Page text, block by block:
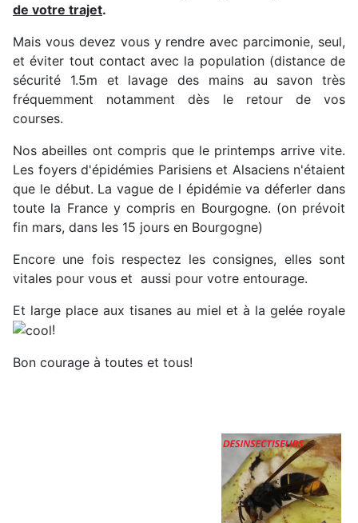
de votre trajet.
Mais vous devez vous y rendre avec parcimonie, seul,
et éviter tout contact avec la population (distance de
sécurité 1.5m et lavage des mains au savon très
fréquemment notamment dès le retour de vos
courses.
Nos abeilles ont compris que le printemps arrive vite.
Les foyers d'épidémies Parisiens et Alsaciens n'étaient
que le début. La vague de l épidémie va déferler dans
toute la France y compris en Bourgogne. (on prévoit
fin mars, dans les 15 jours en Bourgogne)
Encore une fois respectez les consignes, elles sont
vitales pour vous et aussi pour votre entourage.
Et large place aux tisanes au miel et à la gelée royale
!
Bon courage à toutes et tous!